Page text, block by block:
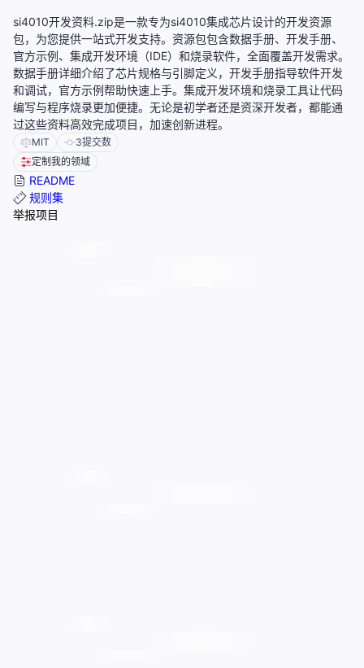
si4010开发资料.zip是一款专为si4010集成芯片设计的开发资源
包，为您提供一站式开发支持。资源包包含数据手册、开发手册、
官方示例、集成开发环境（IDE）和烧录软件，全面覆盖开发需求。
数据手册详细介绍了芯片规格与引脚定义，开发手册指导软件开发
和调试，官方示例帮助快速上手。集成开发环境和烧录工具让代码
编写与程序烧录更加便捷。无论是初学者还是资深开发者，都能通
过这些资料高效完成项目，加速创新进程。
MIT 3提交数
定制我的领域
README
规则集
举报项目